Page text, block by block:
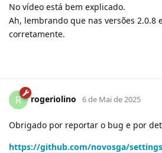
No vídeo está bem explicado.
Ah, lembrando que nas versões 2.0.8
corretamente.
R rogeriolino 6 de Mai de 2025
Obrigado por reportar o bug e por
https://github.com/novosga/